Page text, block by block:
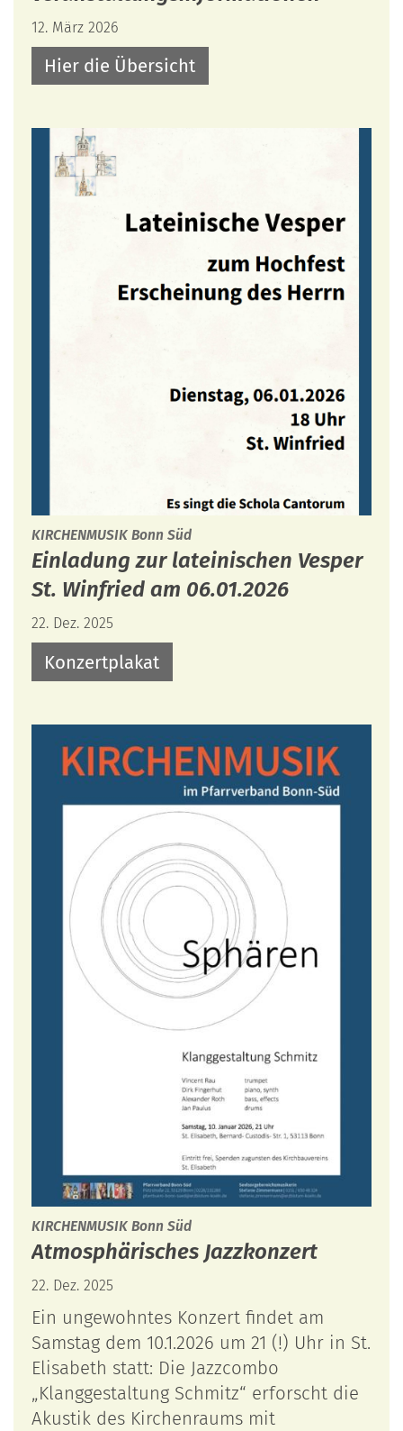
12. März 2026
Hier die Übersicht
KIRCHENMUSIK Bonn Süd:
Einladung zur lateinischen Vesper
St. Winfried am 06.01.2026
22. Dez. 2025
Konzertplakat
KIRCHENMUSIK Bonn Süd:
Atmosphärisches Jazzkonzert
22. Dez. 2025
Ein ungewohntes Konzert findet am
Samstag dem 10.1.2026 um 21 (!) Uhr in St.
Elisabeth statt: Die Jazzcombo
„Klanggestaltung Schmitz“ erforscht die
Akustik des Kirchenraums mit